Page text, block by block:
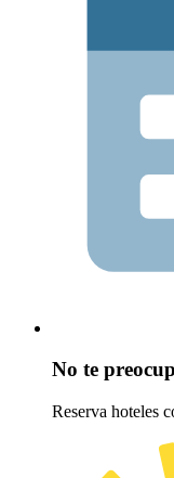
No te
Reserva hoteles